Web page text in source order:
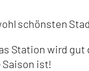
schönsten
Station wird
ist!